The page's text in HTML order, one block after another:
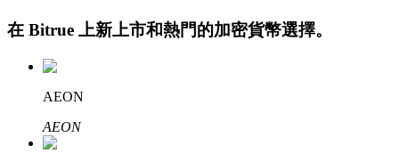
享受活期理財及長期收益
在 Bitrue 上新上市和熱門的加密貨幣選擇。
AEON
AEON